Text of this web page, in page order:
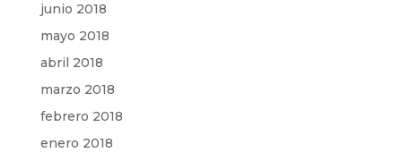
junio 2018
mayo 2018
abril 2018
marzo 2018
febrero 2018
enero 2018